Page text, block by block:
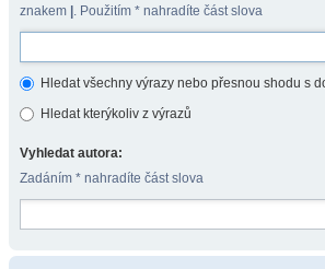
znakem . Použitím * nahradíte část slova
Hledat všechny výrazy nebo přesnou shodu s
Hledat kterýkoliv z výrazů
Vyhledat autora:
Zadáním * nahradíte část slova